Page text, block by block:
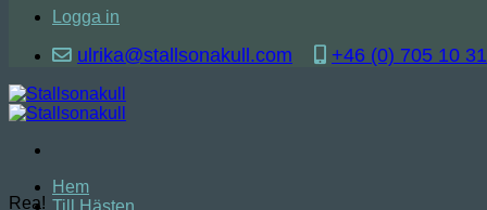
Logga in
ulrika@stallsonakull.com +46 (0) 705 10
Hem
Till Hästen
Rea!